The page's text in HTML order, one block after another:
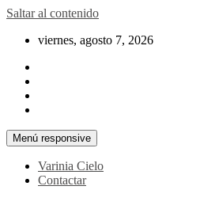
Saltar al contenido
viernes, agosto 7, 2026
Menú responsive
Varinia Cielo
Contactar